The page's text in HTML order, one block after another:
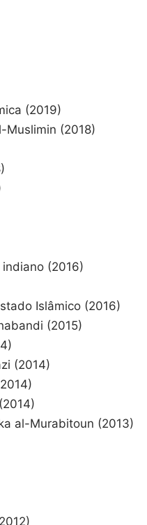
(2019)
Muslimin (2018)
(2016)
Islâmico (2016)
(2015)
(2014)
al-Murabitoun (2013)